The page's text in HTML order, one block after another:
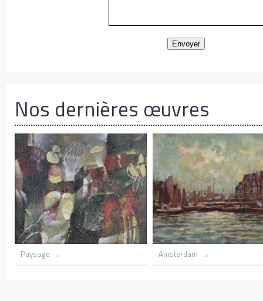
Envoyer
Nos dernières œuvres
lith flame Grounded scooners dar harbnour